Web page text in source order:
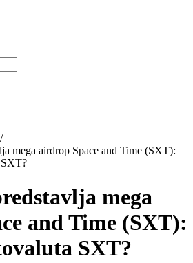
/
mega airdrop Space and Time (SXT):
mega
and Time (SXT):
SXT?